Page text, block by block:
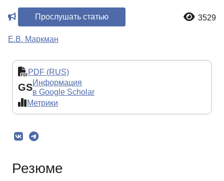
Прослушать статью 3529
Е.В. Маркман
PDF (RUS)
GSИнформация
в Google Scholar
Метрики
Резюме